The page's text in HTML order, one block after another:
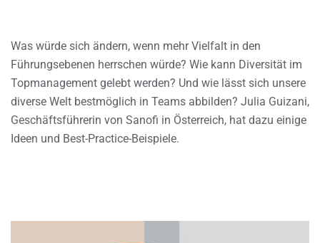
Was würde sich ändern, wenn mehr Vielfalt in den
Führungsebenen herrschen würde? Wie kann Diversität im
Topmanagement gelebt werden? Und wie lässt sich unsere
diverse Welt bestmöglich in Teams abbilden? Julia Guizani,
Geschäftsführerin von Sanofi in Österreich, hat dazu einige
Ideen und Best-Practice-Beispiele.